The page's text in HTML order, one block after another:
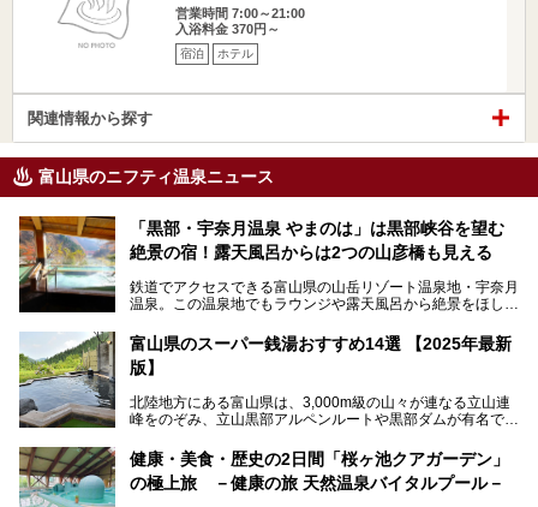
営業時間 7:00～21:00
入浴料金 370円～
宿泊 ホテル
関連情報から探す
富山県のニフティ温泉ニュース
「黒部・宇奈月温泉 やまのは」は黒部峡谷を望む
絶景の宿！露天風呂からは2つの山彦橋も見える
鉄道でアクセスできる富山県の山岳リゾート温泉地・宇奈月
温泉。この温泉地でもラウンジや露天風呂から絶景をほしい
の「黒部・宇奈月温泉 やまのは」。
自慢の眺望、温泉、居心地の良い客室、ビュッフェ式の食事
ます。日常から少し離れて、山懐で自然に癒されたいと思う
方にぴったりの温泉です。冬なら雪景色も絵になりますよ。
───
提供元：オリックス・ホテルマネジメント株式会社【PR】
この記事は黒部・宇奈月温泉 やまのはのPR記事です。
富山県のスーパー銭湯おすすめ14選 【2025年最新
版】
北陸地方にある富山県は、3,000m級の山々が連なる立山連
峰をのぞみ、立山黒部アルペンルートや黒部ダムが有名で
の（新鮮な）海の幸も見逃せません！
北陸新幹線が開業し、実は東京からも2時間ほどでアクセス
健康・美食・歴史の2日間「桜ヶ池クアガーデン」
の極上旅 －健康の旅 天然温泉バイタルプール－